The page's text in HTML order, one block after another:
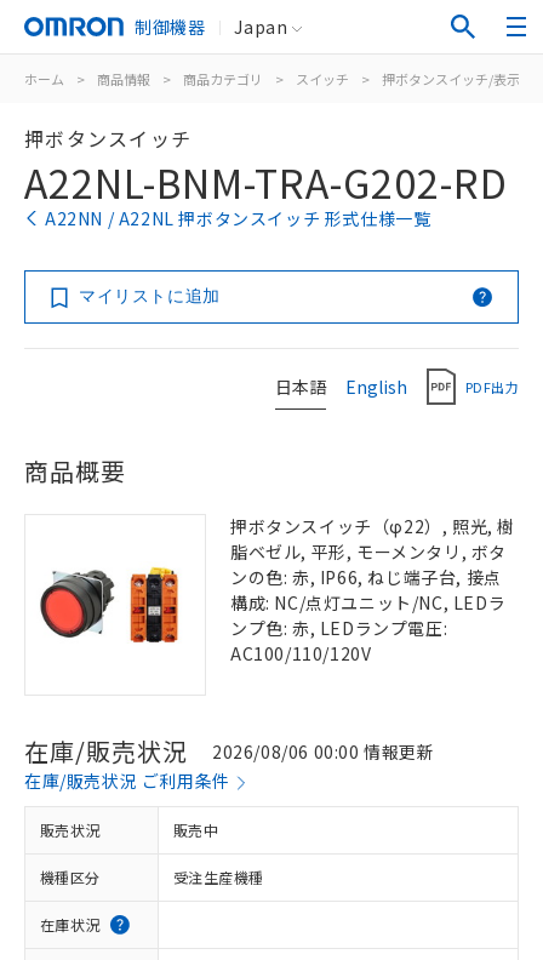
制御機器 Japan
ホーム > 商品情報 > 商品カテゴリ > スイッチ > 押ボタンスイッチ/表示灯
押ボタンスイッチ
A22NL-BNM-TRA-G202-RD
A22NN / A22NL 押ボタンスイッチ 形式仕様一覧
マイリストに追加
日本語 English PDF出力
商品概要
押ボタンスイッチ（φ22）, 照光, 樹
脂ベゼル, 平形, モーメンタリ, ボタ
ンの色: 赤, IP66, ねじ端子台, 接点
構成: NC/点灯ユニット/NC, LEDラ
ンプ色: 赤, LEDランプ電圧:
AC100/110/120V
在庫/販売状況
2026/08/06 00:00 情報更新
在庫/販売状況 ご利用条件
販売状況 販売中
機種区分 受注生産機種
在庫状況